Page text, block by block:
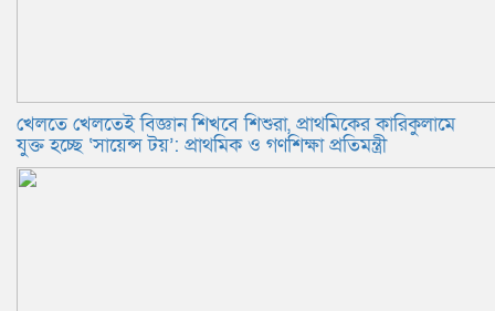
খেলতে খেলতেই বিজ্ঞান শিখবে শিশুরা, প্রাথমিকের কারিকুলামে
যুক্ত হচ্ছে ‘সায়েন্স টয়’: প্রাথমিক ও গণশিক্ষা প্রতিমন্ত্রী